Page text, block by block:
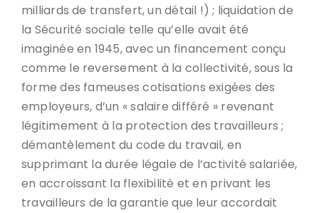
milliards de transfert, un détail !) ; liquidation de
la Sécurité sociale telle qu’elle avait été
imaginée en 1945, avec un financement conçu
comme le reversement à la collectivité, sous la
forme des fameuses cotisations exigées des
employeurs, d’un « salaire différé » revenant
légitimement à la protection des travailleurs ;
démantèlement du code du travail, en
supprimant la durée légale de l’activité salariée,
en accroissant la flexibilité et en privant les
travailleurs de la garantie que leur accordait